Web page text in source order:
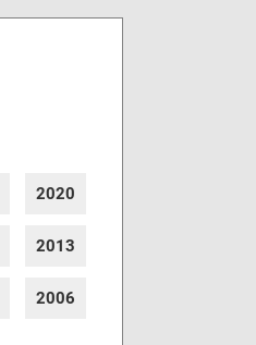
2020
2013
2006